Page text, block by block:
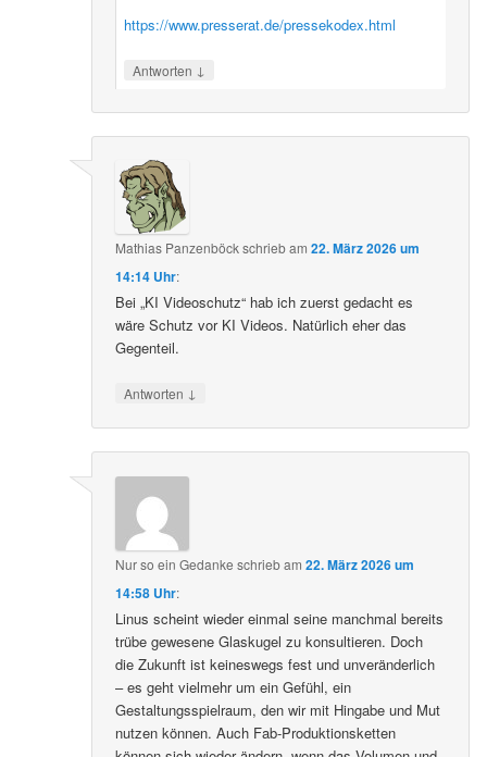
https://www.presserat.de/pressekodex.html
Antworten ↓
Mathias Panzenböckschriebam22. März 2026 um
14:14 Uhr:
Bei „KI Videoschutz“ hab ich zuerst gedacht es
wäre Schutz vor KI Videos. Natürlich eher das
Gegenteil.
Antworten ↓
Nur so ein Gedanke schriebam22. März 2026 um
14:58 Uhr:
Linus scheint wieder einmal seine manchmal bereits
trübe gewesene Glaskugel zu konsultieren. Doch
die Zukunft ist keineswegs fest und unveränderlich
– es geht vielmehr um ein Gefühl, ein
Gestaltungsspielraum, den wir mit Hingabe und Mut
nutzen können. Auch Fab-Produktionsketten